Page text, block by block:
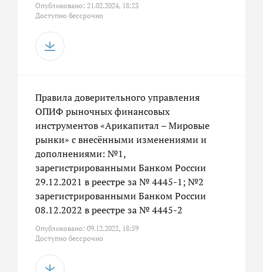
Опубликовано: 21.02.2024, 18:23
Доступно бессрочно
Правила доверительного управления
ОПИФ рыночных финансовых
инструментов «Арикапитал – Мировые
рынки» с внесёнными изменениями и
дополнениями: №1,
зарегистрированными Банком России
29.12.2021 в реестре за № 4445-1; №2
зарегистрированными Банком России
08.12.2022 в реестре за № 4445-2
Опубликовано: 09.12.2022, 18:59
Доступно бессрочно